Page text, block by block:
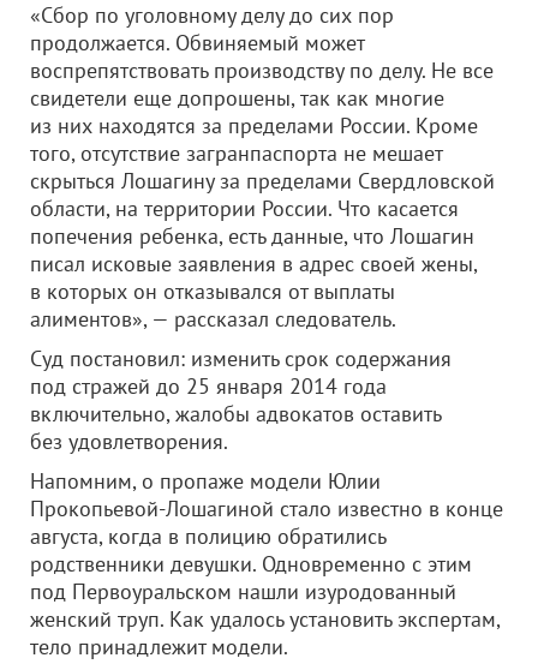
«Сбор по уголовному делу до сих пор
продолжается. Обвиняемый может
воспрепятствовать производству по делу. Не все
свидетели еще допрошены, так как многие
из них находятся за пределами России. Кроме
того, отсутствие загранпаспорта не мешает
скрыться Лошагину за пределами Свердловской
области, на территории России. Что касается
попечения ребенка, есть данные, что Лошагин
писал исковые заявления в адрес своей жены,
в которых он отказывался от выплаты
алиментов», — рассказал следователь.
Суд постановил: изменить срок содержания
под стражей до 25 января 2014 года
включительно, жалобы адвокатов оставить
без удовлетворения.
Напомним, о пропаже модели Юлии
Прокопьевой-Лошагиной стало известно в конце
августа, когда в полицию обратились
родственники девушки. Одновременно с этим
под Первоуральском нашли изуродованный
женский труп. Как удалось установить экспертам,
тело принадлежит модели.